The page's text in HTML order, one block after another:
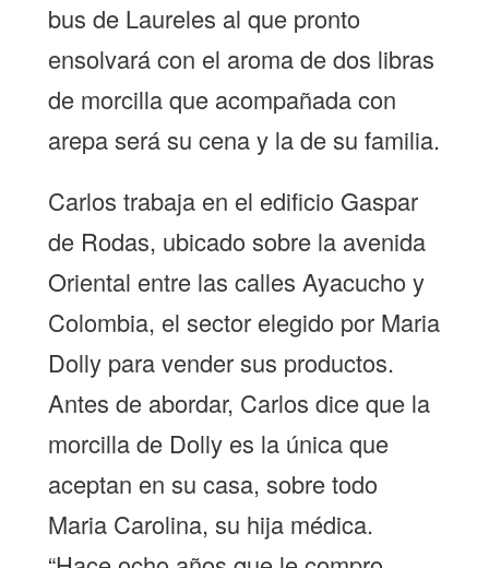
bus de Laureles al que pronto
ensolvará con el aroma de dos libras
de morcilla que acompañada con
arepa será su cena y la de su familia.
Carlos trabaja en el edificio Gaspar
de Rodas, ubicado sobre la avenida
Oriental entre las calles Ayacucho y
Colombia, el sector elegido por Maria
Dolly para vender sus productos.
Antes de abordar, Carlos dice que la
morcilla de Dolly es la única que
aceptan en su casa, sobre todo
Maria Carolina, su hija médica.